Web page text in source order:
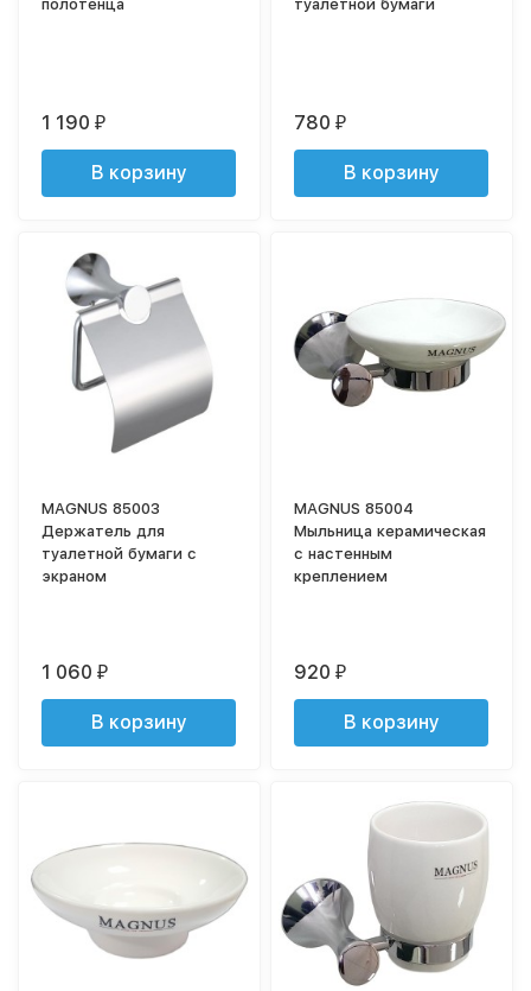
полотенца
1 190₽
В корзину
туалетной бумаги
780₽
В корзину
MAGNUS 85003
Держатель для
туалетной бумаги с
экраном
1 060₽
В корзину
MAGNUS 85004
Мыльница керамическая
с настенным
креплением
920₽
В корзину